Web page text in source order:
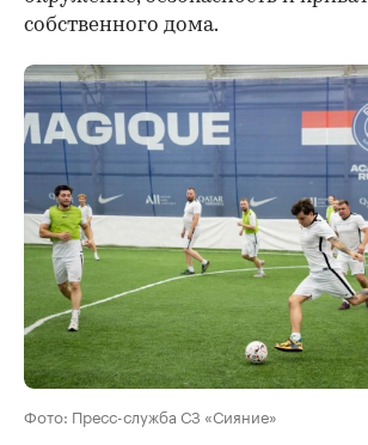
собственного дома.
Фото: Пресс-служба СЗ «Сияние»